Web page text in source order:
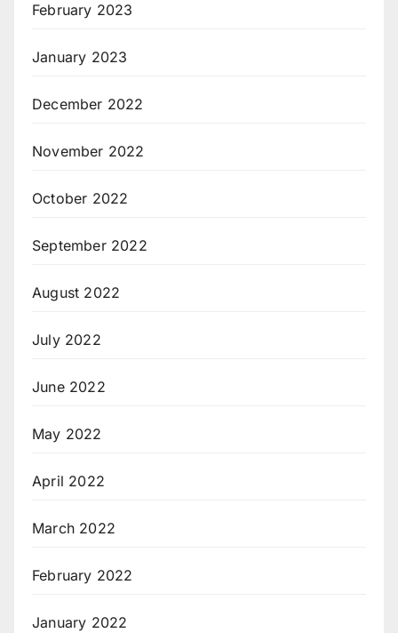
February 2023
January 2023
December 2022
November 2022
October 2022
September 2022
August 2022
July 2022
June 2022
May 2022
April 2022
March 2022
February 2022
January 2022